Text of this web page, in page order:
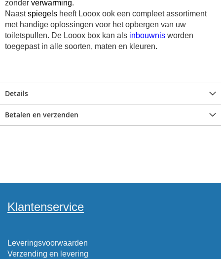
zonder verwarming.
Naastspiegels heeft Looox ook een compleet assortiment
met handige oplossingen voor het opbergen van uw
toiletspullen. De Looox box kan als inbouwnis worden
toegepast in alle soorten, maten en kleuren.
Details
Betalen en verzenden
Klantenservice
Leveringsvoorwaarden
Verzending en levering